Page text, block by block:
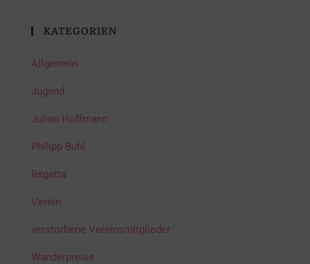
KATEGORIEN
Allgemein
Jugend
Julian Hoffmann
Philipp Buhl
Regatta
Verein
verstorbene Vereinsmitglieder
Wanderpreise